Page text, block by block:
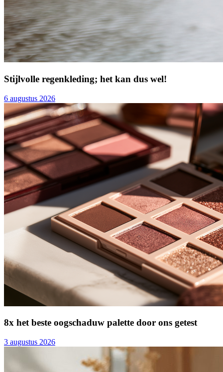
Stijlvolle regenkleding; het kan dus wel!
6 augustus 2026
8x het beste oogschaduw palette door ons getest
3 augustus 2026